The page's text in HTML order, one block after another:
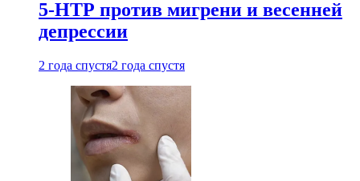
5-НТР против мигрени и весенней
депрессии
2 года спустя2 года спустя